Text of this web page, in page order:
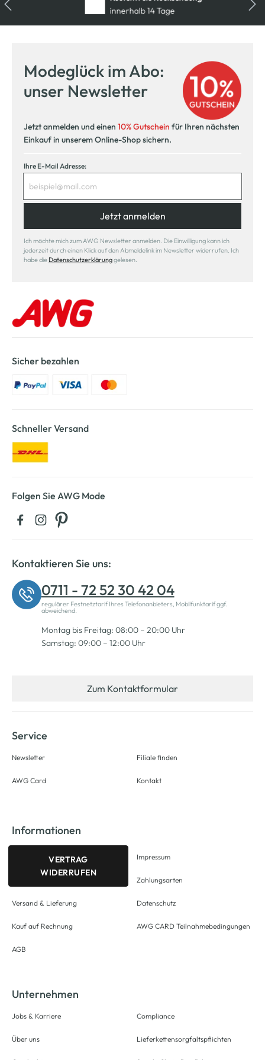
innerhalb 14 Tage
Modeglück im Abo:
unser Newsletter
Jetzt anmelden und einen 10% Gutschein für Ihren nächsten
Einkauf in unserem Online-Shop sichern.
Ihre E-Mail Adresse:
Jetzt anmelden
Ich möchte mich zum AWG Newsletter anmelden. Die Einwilligung kann ich
jederzeit durch einen Klick auf den Abmeldelink im Newsletter widerrufen. Ich
habe die Datenschutzerklärunggelesen.
Sicher bezahlen
Schneller Versand
Folgen Sie AWG Mode
Kontaktieren Sie uns:
0711 - 72 52 30 42 04
regulärer Festnetztarif Ihres Telefonanbieters, Mobilfunktarif ggf.
abweichend.
Montag bis Freitag: 08:00 – 20:00 Uhr
Samstag: 09:00 – 12:00 Uhr
Zum Kontaktformular
Service
Newsletter
AWG Card
Filiale finden
Kontakt
Informationen
VERTRAG
WIDERRUFEN
Versand & Lieferung
Kauf auf Rechnung
AGB
Impressum
Zahlungsarten
Datenschutz
AWG CARD Teilnahmebedingungen
Unternehmen
Jobs & Karriere
Über uns
Compliance
Lieferkettensorgfaltspflichten